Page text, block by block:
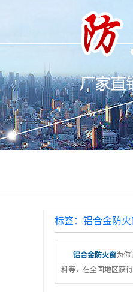
标签：铝合金防火
铝合金防火窗为你
料等，在全国地区获